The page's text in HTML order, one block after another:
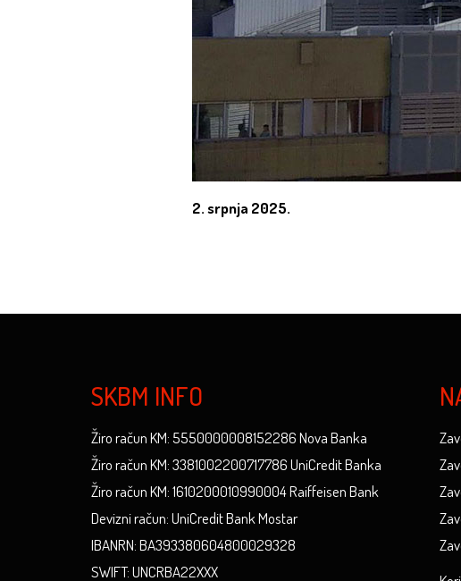
2. srpnja 2025.
SKBM INFO
Žiro račun KM: 5550000008152286 Nova Banka
Žiro račun KM: 3381002200717786 UniCredit Banka
Žiro račun KM: 1610200010990004 Raiffeisen Bank
Devizni račun: UniCredit Bank Mostar
IBANRN: BA393380604800029328
SWIFT: UNCRBA22XXX